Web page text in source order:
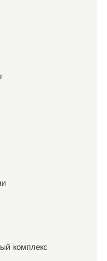
комплекс